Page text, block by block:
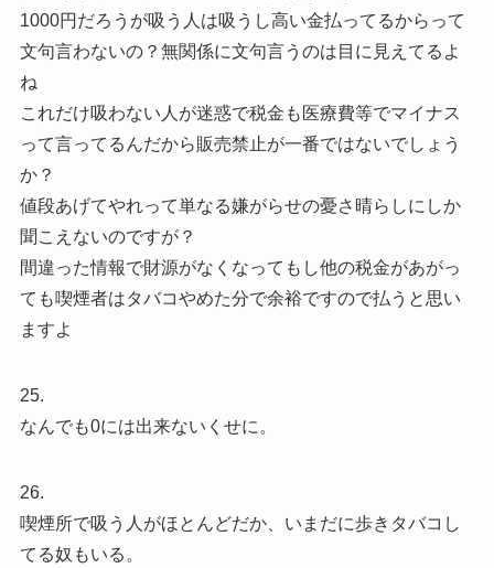
1000円だろうが吸う人は吸うし高い金払ってるからって
文句言わないの？無関係に文句言うのは目に見えてるよ
ね
これだけ吸わない人が迷惑で税金も医療費等でマイナス
って言ってるんだから販売禁止が一番ではないでしょう
か？
値段あげてやれって単なる嫌がらせの憂さ晴らしにしか
聞こえないのですが？
間違った情報で財源がなくなってもし他の税金があがっ
ても喫煙者はタバコやめた分で余裕ですので払うと思い
ますよ
25.
なんでも0には出来ないくせに。
26.
喫煙所で吸う人がほとんどだか、いまだに歩きタバコし
てる奴もいる。